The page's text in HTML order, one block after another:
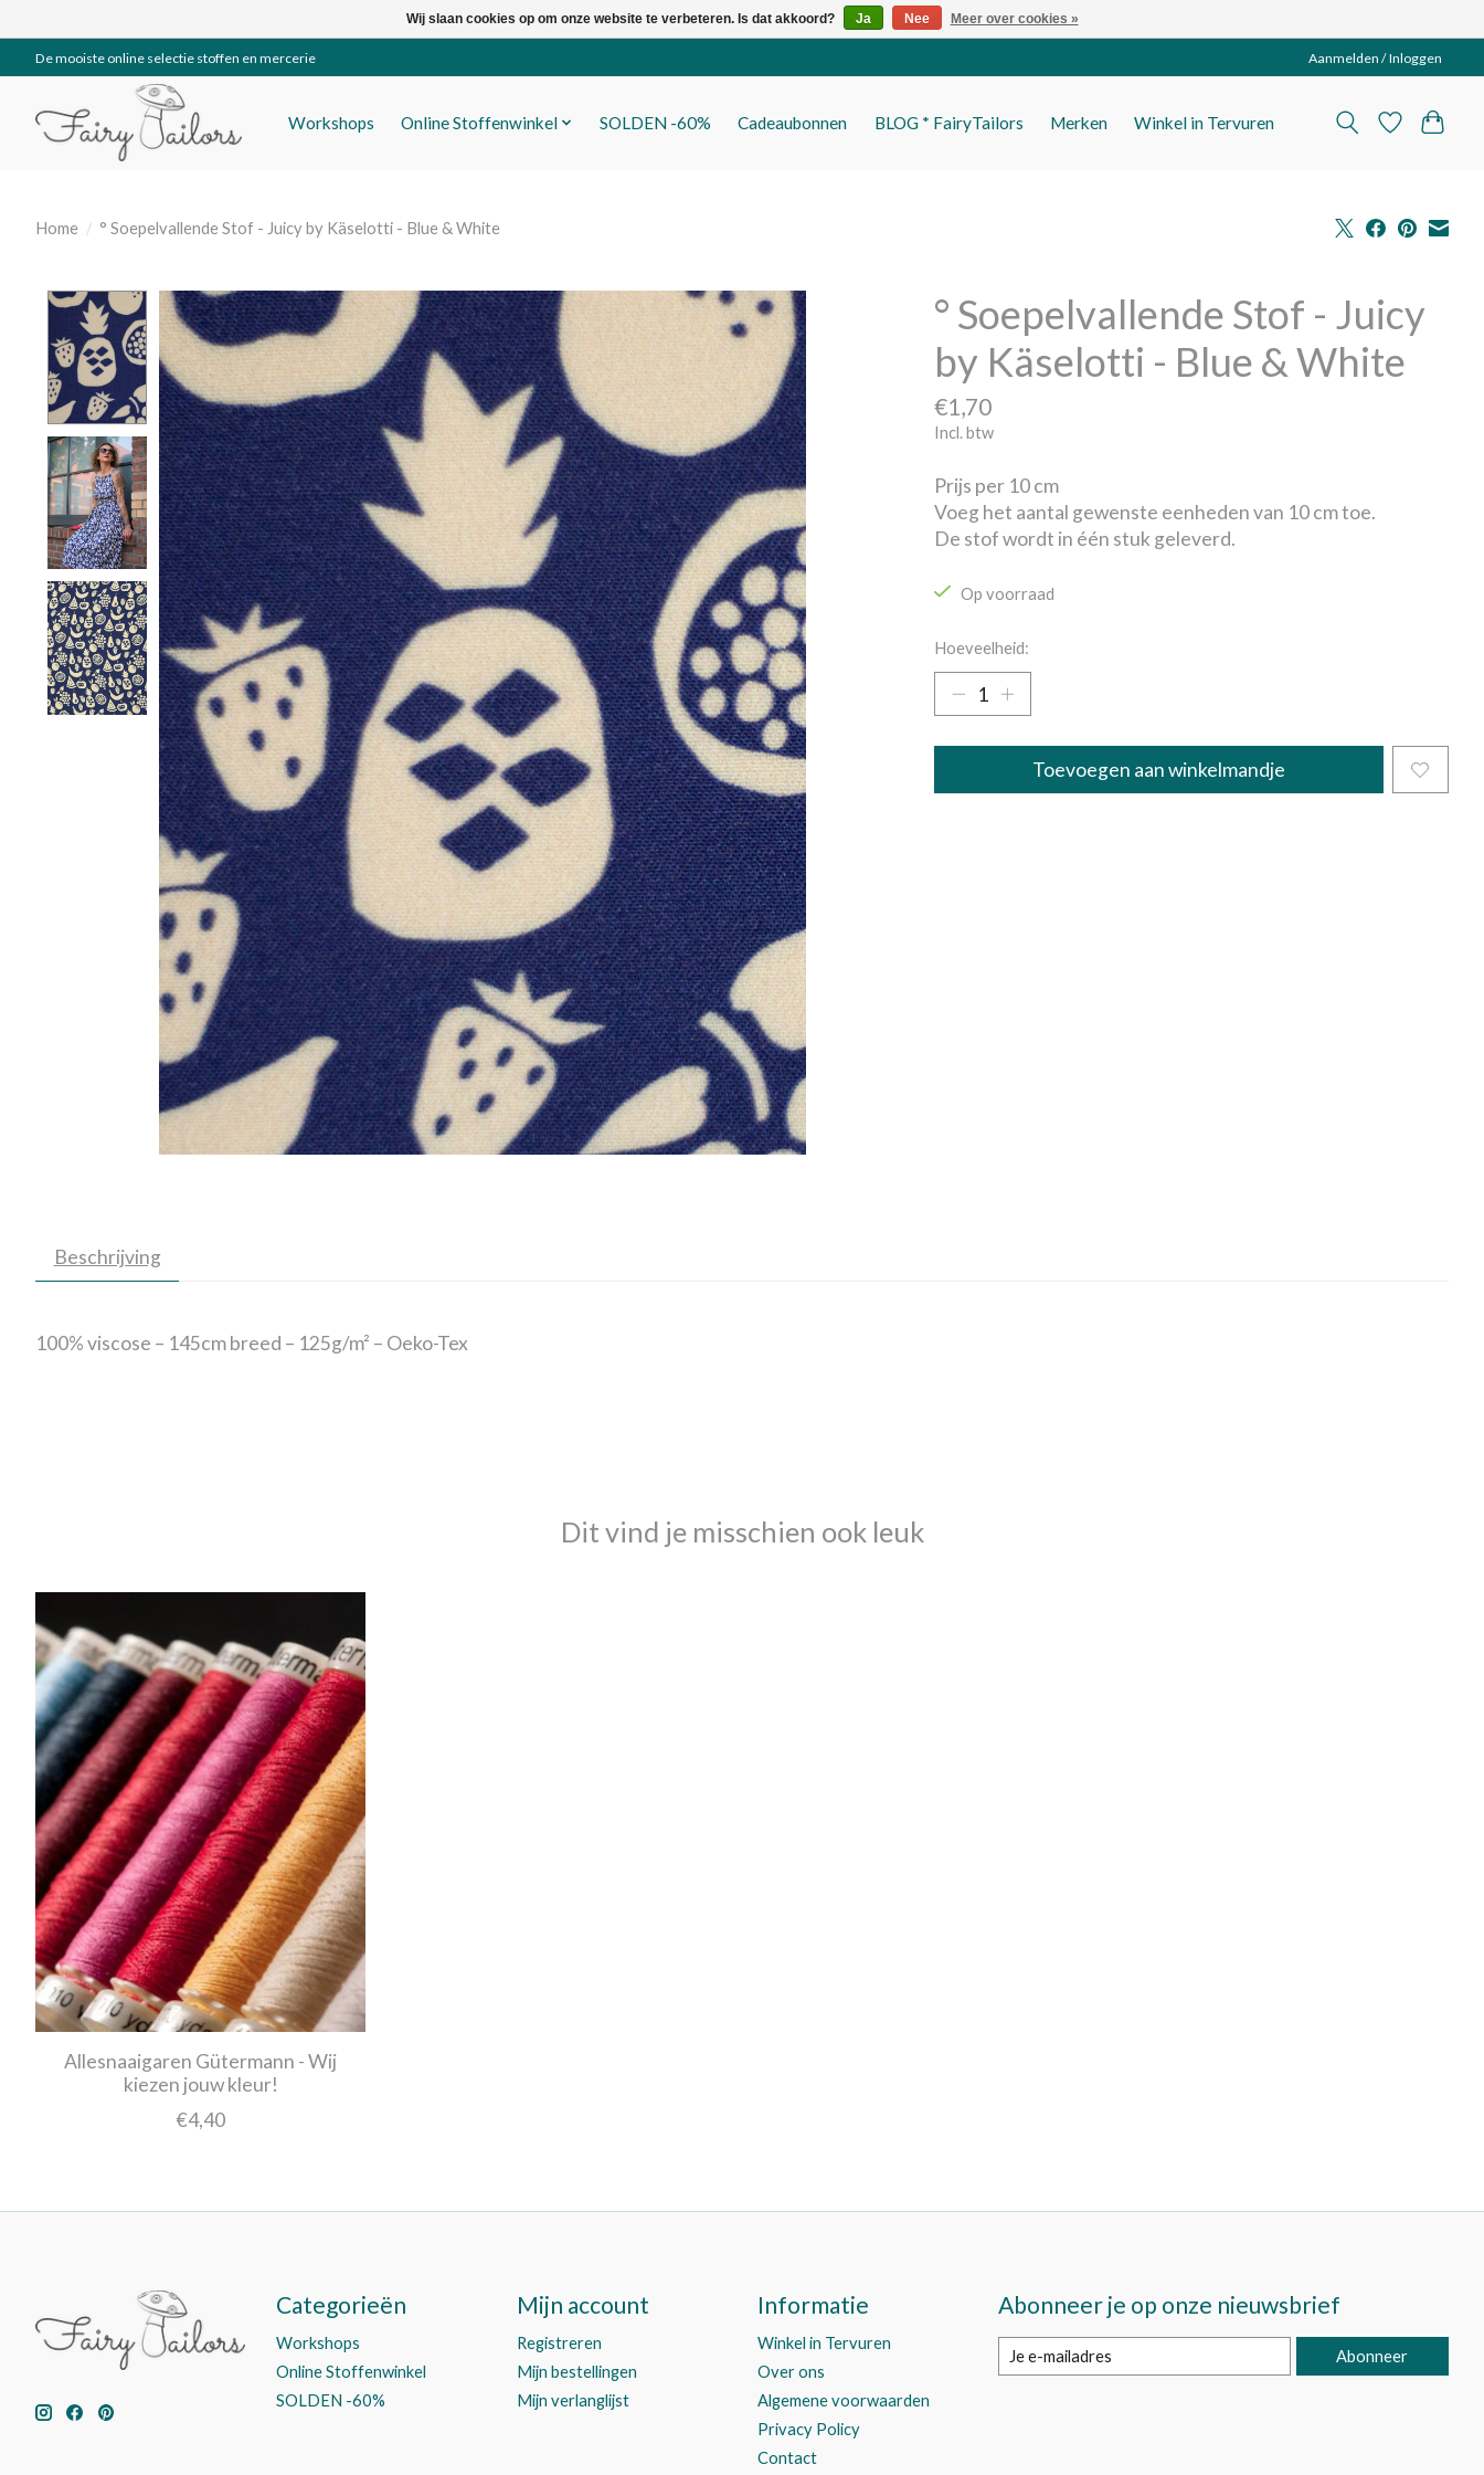
De mooiste online selectie stoffen en mercerie Aanmelden / Inloggen
Workshops Online Stoffenwinkel SOLDEN -60% Cadeaubonnen BLOG * FairyTailors Merken Winkel in Tervuren
Home / ° Soepelvallende Stof - Juicy by Käselotti - Blue & White
Product image slideshow Items
° Soepelvallende Stof - Juicy
by Käselotti - Blue & White
€1,70
Incl. btw
Prijs per 10 cm
Voeg het aantal gewenste eenheden van 10 cm toe.
De stof wordt in één stuk geleverd.
Op voorraad
Hoeveelheid:
Toevoegen aan winkelmandje
Beschrijving
100% viscose – 145cm breed – 125g/m² – Oeko-Tex
Dit vind je misschien ook leuk
Allesnaaigaren Gütermann - Wij
kiezen jouw kleur!
€4,40
Categorieën
Workshops
Online Stoffenwinkel
SOLDEN -60%
Mijn account
Registreren
Mijn bestellingen
Mijn verlanglijst
Informatie
Winkel in Tervuren
Over ons
Algemene voorwaarden
Privacy Policy
Contact
Abonneer je op onze nieuwsbrief
Abonneer
Wij slaan cookies op om onze website te verbeteren. Is dat akkoord? Ja Nee Meer over cookies »